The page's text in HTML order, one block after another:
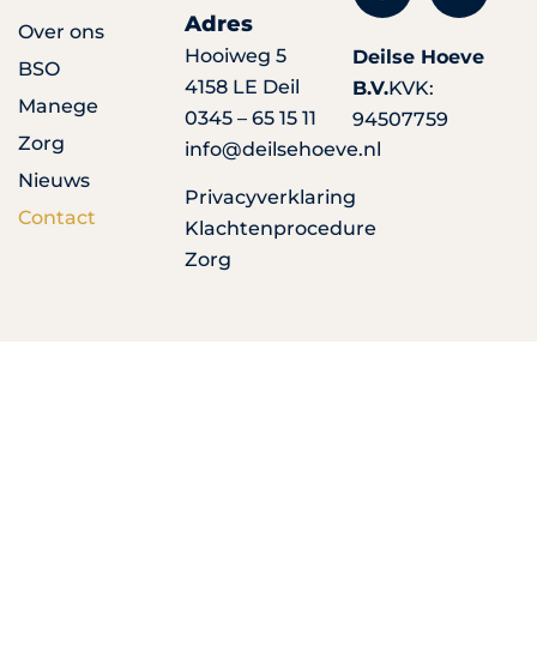
Over ons
BSO
Manege
Zorg
Nieuws
Contact
Adres
Hooiweg 5
4158 LE Deil
0345 – 65 15 11
info@deilsehoeve.nl
Privacyverklaring
Klachtenprocedure
Zorg
Deilse Hoeve
B.V.KVK:
94507759